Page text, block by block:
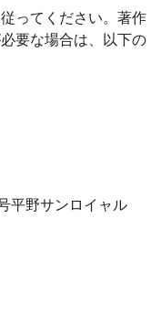
ってください。著作
要な場合は、以下の
平野サンロイャル